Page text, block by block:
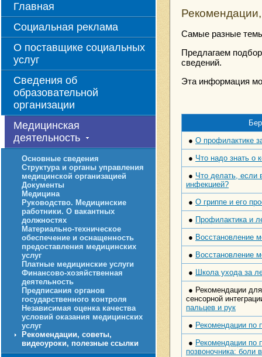
Главная
Социальная реклама
О поставщике социальных
услуг
Сведения об
образовательной
организации
Медицинская
деятельность
Основные сведения
Структура и органы управления
медицинской организацией
Документы
Медицина
Руководство. Медицинские
работники. О вакантных
должностях
Материально-техническое
обеспечение и оснащенность
предоставления медицинских
услуг
Платные медицинские услуги
Финансово-хозяйственная
деятельность
Предписания органов
государственного контроля
Независимая оценка качества
условий оказания медицинских
услуг
Рекомендации, советы,
видеоуроки, полезные ссылки
Самые разные
Предлагаем
сведений.
Эта информация
● О профилактике
● Что надо знать о
● Что делать, если
инфекцией?
● О гриппе и его
● Профилактика и
● Восстановление
● Восстановление
● Школа ухода за
● Рекомендации
сенсорной
пальцев и рук
● Рекомендации по
● Рекомендации по
позвоночника: боли